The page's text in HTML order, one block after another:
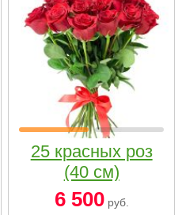
25 красных роз
(40 см)
6 500руб.